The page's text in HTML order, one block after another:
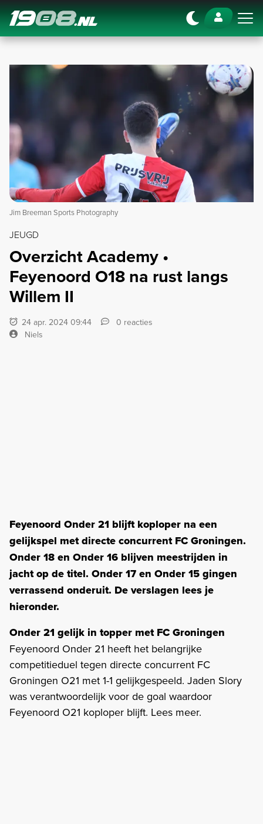
Navigation
Jim Breeman Sports Photography
JEUGD
Overzicht Academy •
Feyenoord O18 na rust langs
Willem II
24 apr. 2024 09:44
0 reacties
Niels
Feyenoord Onder 21 blijft koploper na een
gelijkspel met directe concurrent FC Groningen.
Onder 18 en Onder 16 blijven meestrijden in
jacht op de titel. Onder 17 en Onder 15 gingen
verrassend onderuit. De verslagen lees je
hieronder.
Onder 21 gelijk in topper met FC Groningen
Feyenoord Onder 21 heeft het belangrijke
competitieduel tegen directe concurrent FC
Groningen O21 met 1-1 gelijkgespeeld. Jaden Slory
was verantwoordelijk voor de goal waardoor
Feyenoord O21 koploper blijft. Lees meer.